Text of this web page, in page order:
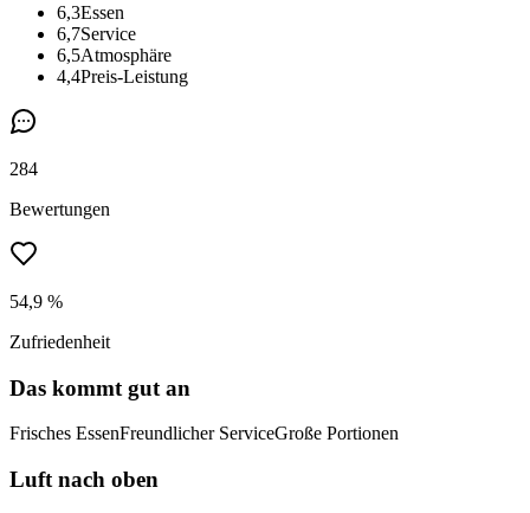
6,3Essen
6,7Service
6,5Atmosphäre
4,4Preis-Leistung
284
Bewertungen
54,9 %
Zufriedenheit
Das kommt gut an
Frisches EssenFreundlicher ServiceGroße Portionen
Luft nach oben